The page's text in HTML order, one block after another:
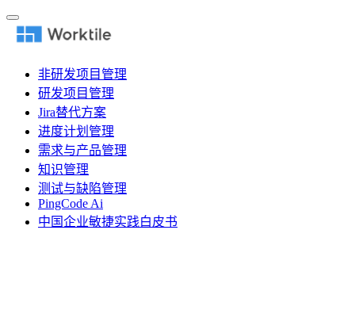
非研发项目管理
研发项目管理
Jira替代方案
进度计划管理
需求与产品管理
知识管理
测试与缺陷管理
PingCode Ai
中国企业敏捷实践白皮书